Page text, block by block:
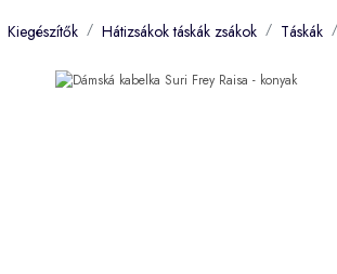
Kiegészítők Hátizsákok táskák zsákok Táskák